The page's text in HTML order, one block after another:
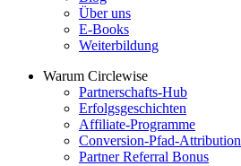
Über uns
E-Books
Weiterbildung
Warum Circlewise
Partnerschafts-Hub
Erfolgsgeschichten
Affiliate-Programme
Conversion-Pfad-Attribution
Partner Referral Bonus